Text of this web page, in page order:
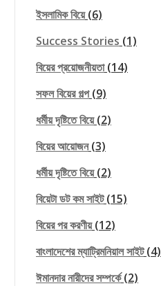
ইসলামিক বিয়ে(6)
Success Stories (1)
বিয়ের প্রয়োজনীয়তা(14)
সফল বিয়ের গল্প(9)
ধর্মীয় দৃষ্টিতে বিয়ে(2)
বিয়ের আয়োজন(3)
ধর্মীয় দৃষ্টিতে বিয়ে(2)
বিয়েটা ডট কম সাইট(15)
বিয়ের পর করণীয়(12)
বাংলাদেশের ম্যাট্রিমনিয়াল সাইট(4)
ঈমানদার নারীদের সম্পর্কে(2)